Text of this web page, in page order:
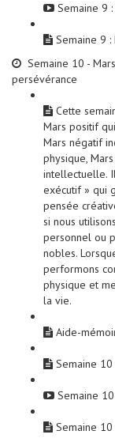
Semaine 9
Semaine 9 :
Semaine 10 -
persévérance
Cette
Mars positif
Mars négatif
physique,
intellectuelle.
exécutif » qui
pensée
si nous
personnel ou
nobles.
performons
physique et
la vie.
Aide-
Semaine
Semaine
Semaine